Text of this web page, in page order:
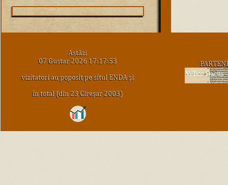
Astăzi
07 Gustar 2026 17:17:53
vizitatori au poposit pe situl ENDA şi
în total (din 23 Cireşar 2003)